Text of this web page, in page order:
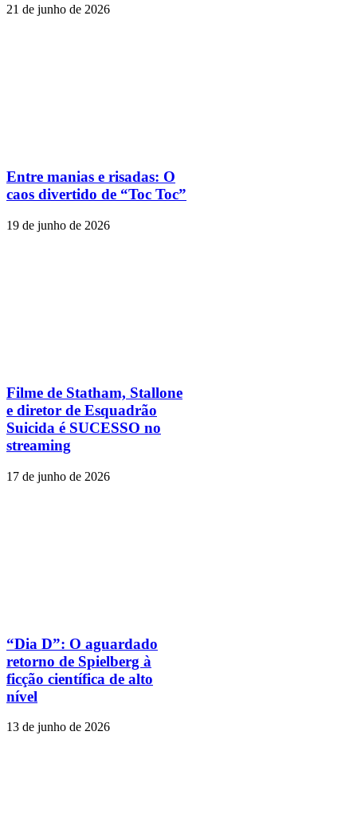
21 de junho de 2026
Entre manias e risadas: O
caos divertido de “Toc Toc”
19 de junho de 2026
Filme de Statham, Stallone
e diretor de Esquadrão
Suicida é SUCESSO no
streaming
17 de junho de 2026
“Dia D”: O aguardado
retorno de Spielberg à
ficção científica de alto
nível
13 de junho de 2026